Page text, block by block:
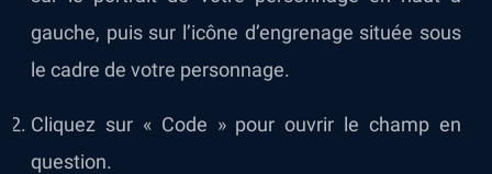
gauche, puis sur l’icône d’engrenage située sous
le cadre de votre personnage.
Cliquez sur « Code » pour ouvrir le champ en
question.